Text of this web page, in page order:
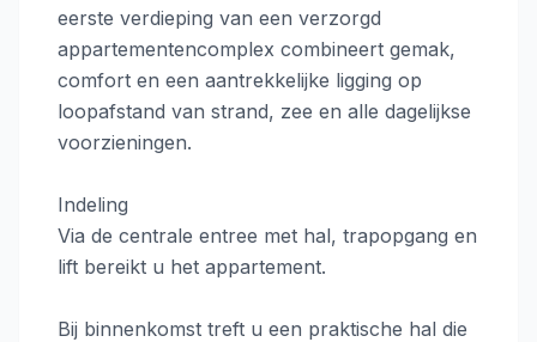
eerste verdieping van een verzorgd
appartementencomplex combineert gemak,
comfort en een aantrekkelijke ligging op
loopafstand van strand, zee en alle dagelijkse
voorzieningen.
Indeling
Via de centrale entree met hal, trapopgang en
lift bereikt u het appartement.
Bij binnenkomst treft u een praktische hal die